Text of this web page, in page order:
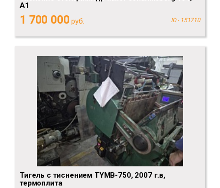
А1
1 700 000 руб. ID - 151710
Тигель с тиснением TYMB-750, 2007 г.в,
термоплита